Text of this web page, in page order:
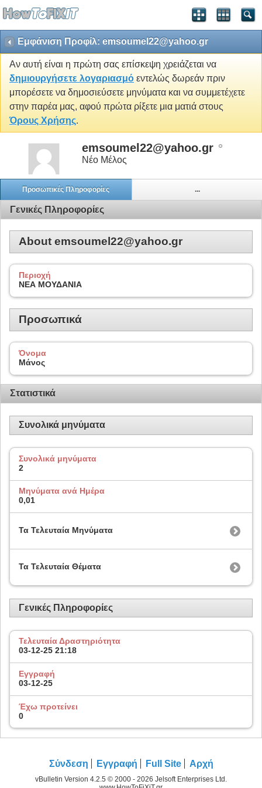
Εμφάνιση Προφίλ: emsoumel22@yahoo.gr
Αν αυτή είναι η πρώτη σας επίσκεψη χρειάζεται να
δημιουργήσετε λογαριασμό εντελώς δωρεάν πριν
μπορέσετε να δημοσιεύσετε μηνύματα και να συμμετέχετε
στην παρέα μας, αφού πρώτα ρίξετε μια ματιά στους
Όρους Χρήσης.
emsoumel22@yahoo.gr
Νέο Μέλος
Προσωπικές Πληροφορίες ...
Γενικές Πληροφορίες
About emsoumel22@yahoo.gr
Περιοχή
ΝΕΑ ΜΟΥΔΑΝΙΑ
Προσωπικά
Όνομα
Μάνος
Στατιστικά
Συνολικά μηνύματα
Συνολικά μηνύματα
2
Μηνύματα ανά Ημέρα
0,01
Τα Τελευταία Μηνύματα
Τα Τελευταία Θέματα
Γενικές Πληροφορίες
Τελευταία Δραστηριότητα
03-12-25 21:18
Εγγραφή
03-12-25
Έχω προτείνει
0
Σύνδεση Εγγραφή Full Site Αρχή
vBulletin Version 4.2.5 © 2000 - 2026 Jelsoft Enterprises Ltd.